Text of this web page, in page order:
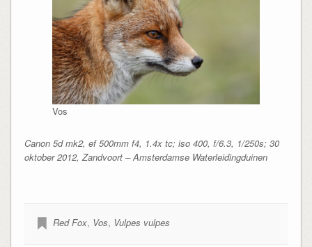
Vos
Canon 5d mk2, ef 500mm f4, 1.4x tc; iso 400, f/6.3, 1/250s; 30
oktober 2012, Zandvoort – Amsterdamse Waterleidingduinen
Red Fox, Vos, Vulpes vulpes